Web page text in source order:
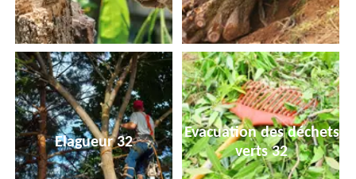
Elagueur 32
Evacuation des déchets
verts 32